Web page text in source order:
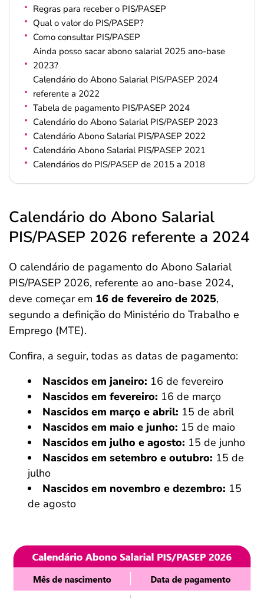
Regras para receber o PIS/PASEP
Qual o valor do PIS/PASEP?
Como consultar PIS/PASEP
Ainda posso sacar abono salarial 2025 ano-base
2023?
Calendário do Abono Salarial PIS/PASEP 2024
referente a 2022
Tabela de pagamento PIS/PASEP 2024
Calendário do Abono Salarial PIS/PASEP 2023
Calendário Abono Salarial PIS/PASEP 2022
Calendário Abono Salarial PIS/PASEP 2021
Calendários do PIS/PASEP de 2015 a 2018
Calendário do Abono Salarial
PIS/PASEP 2026 referente a 2024
O calendário de pagamento do Abono Salarial
PIS/PASEP 2026, referente ao ano-base 2024,
deve começar em 16 de fevereiro de 2025,
segundo a definição do Ministério do Trabalho e
Emprego (MTE).
Confira, a seguir, todas as datas de pagamento:
Nascidos em janeiro: 16 de fevereiro
Nascidos em fevereiro: 16 de março
Nascidos em março e abril: 15 de abril
Nascidos em maio e junho: 15 de maio
Nascidos em julho e agosto: 15 de junho
Nascidos em setembro e outubro: 15 de
julho
Nascidos em novembro e dezembro: 15
de agosto